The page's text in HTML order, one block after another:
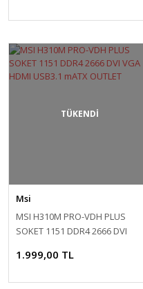
TÜKENDİ
Msi
MSI H310M PRO-VDH PLUS
SOKET 1151 DDR4 2666 DVI
OUTLET
1.999,00 TL